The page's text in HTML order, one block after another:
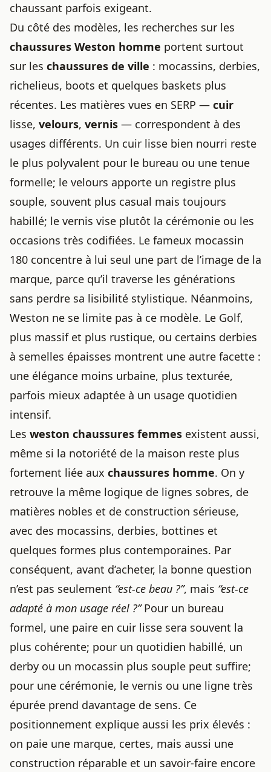
chaussant parfois exigeant.
Du côté des modèles, les recherches sur les
chaussures Weston homme portent surtout
sur les chaussures de ville : mocassins, derbies,
richelieus, boots et quelques baskets plus
récentes. Les matières vues en SERP — cuir
lisse, velours, vernis — correspondent à des
usages différents. Un cuir lisse bien nourri reste
le plus polyvalent pour le bureau ou une tenue
formelle; le velours apporte un registre plus
souple, souvent plus casual mais toujours
habillé; le vernis vise plutôt la cérémonie ou les
occasions très codifiées. Le fameux mocassin
180 concentre à lui seul une part de l’image de la
marque, parce qu’il traverse les générations
sans perdre sa lisibilité stylistique. Néanmoins,
Weston ne se limite pas à ce modèle. Le Golf,
plus massif et plus rustique, ou certains derbies
à semelles épaisses montrent une autre facette :
une élégance moins urbaine, plus texturée,
parfois mieux adaptée à un usage quotidien
intensif.
Les weston chaussures femmes existent aussi,
même si la notoriété de la maison reste plus
fortement liée aux chaussures homme. On y
retrouve la même logique de lignes sobres, de
matières nobles et de construction sérieuse,
avec des mocassins, derbies, bottines et
quelques formes plus contemporaines. Par
conséquent, avant d’acheter, la bonne question
n’est pas seulement “est-ce beau ?”, mais “est-ce
adapté à mon usage réel ?”Pour un bureau
formel, une paire en cuir lisse sera souvent la
plus cohérente; pour un quotidien habillé, un
derby ou un mocassin plus souple peut suffire;
pour une cérémonie, le vernis ou une ligne très
épurée prend davantage de sens. Ce
positionnement explique aussi les prix élevés :
on paie une marque, certes, mais aussi une
construction réparable et un savoir-faire encore